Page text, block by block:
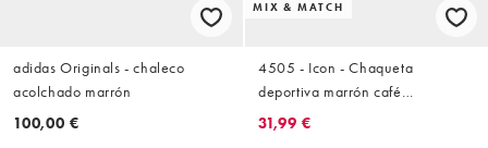
adidas Originals - chaleco
acolchado marrón
100,00 €
MIX & MATCH
4505 - Icon - Chaqueta
deportiva marrón café
moldeadora de manga larga con
31,99 €